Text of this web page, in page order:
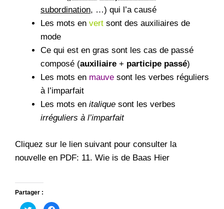
subordination, …) qui l’a causé
Les mots en vert sont des auxiliaires de
mode
Ce qui est en gras sont les cas de passé
composé (auxiliaire + participe passé)
Les mots en mauve sont les verbes réguliers
à l’imparfait
Les mots en italique sont les verbes
irréguliers à l’imparfait
Cliquez sur le lien suivant pour consulter la
nouvelle en PDF: 11. Wie is de Baas Hier
Partager :